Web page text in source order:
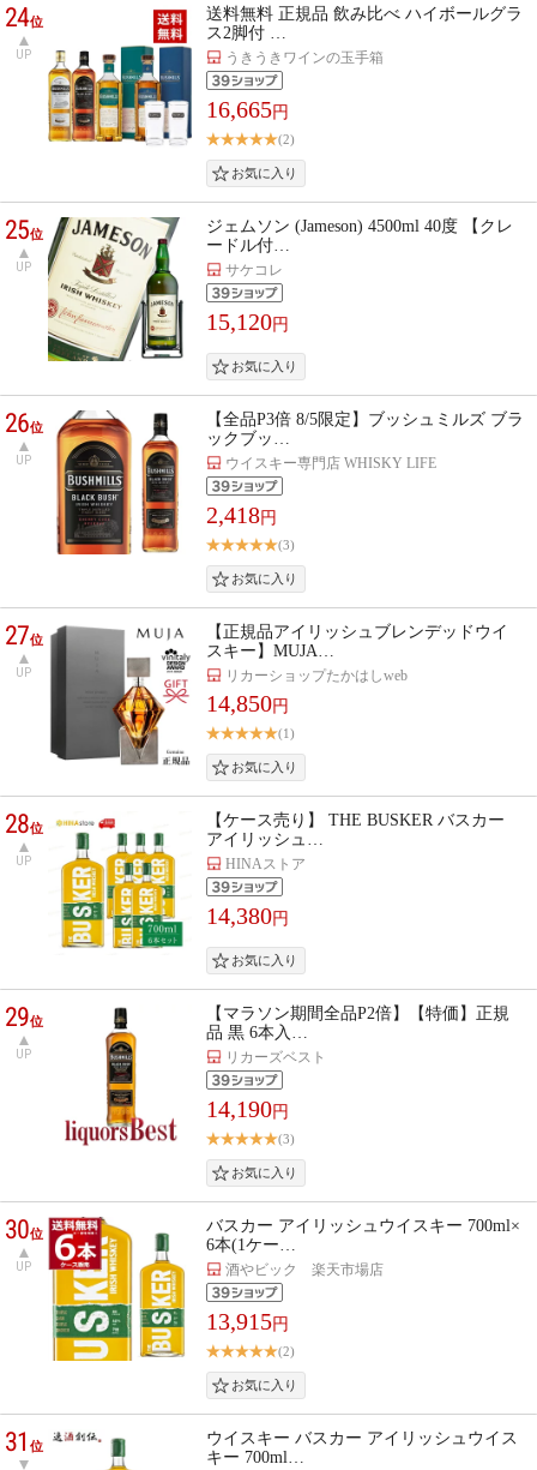
24位
UP
送料無料 正規品 飲み比べ ハイボールグラ
ス2脚付 …
うきうきワインの玉手箱
16,665円
(2)
25位
UP
ジェムソン (Jameson) 4500ml 40度 【クレ
ードル付…
サケコレ
15,120円
26位
UP
【全品P3倍 8/5限定】ブッシュミルズ ブラ
ックブッ…
ウイスキー専門店 WHISKY LIFE
2,418円
(3)
27位
UP
【正規品アイリッシュブレンデッドウイ
スキー】MUJA…
リカーショップたかはしweb
14,850円
(1)
28位
UP
【ケース売り】 THE BUSKER バスカー
アイリッシュ…
HINAストア
14,380円
29位
UP
【マラソン期間全品P2倍】【特価】正規
品 黒 6本入…
リカーズベスト
14,190円
(3)
30位
UP
バスカー アイリッシュウイスキー 700ml×
6本(1ケー…
酒やビック 楽天市場店
13,915円
(2)
31位
ウイスキー バスカー アイリッシュウイス
キー 700ml…